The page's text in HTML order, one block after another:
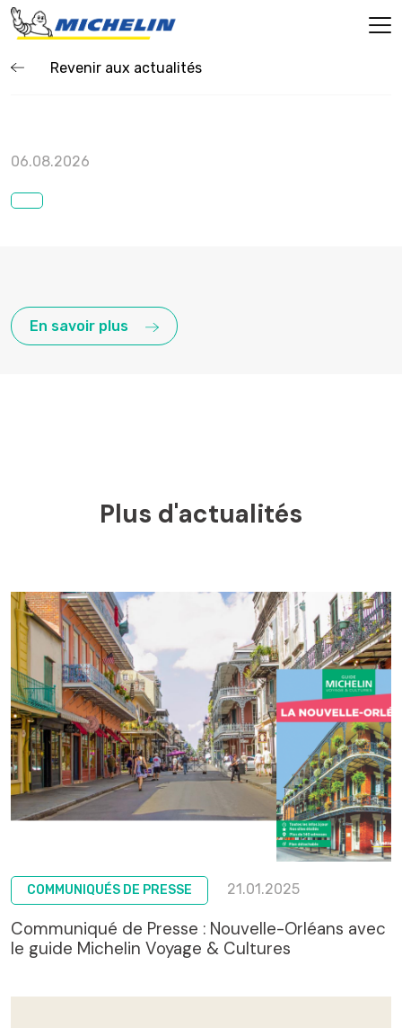
Revenir aux actualités
06.08.2026
En savoir plus
Plus d'actualités
COMMUNIQUÉS DE PRESSE 21.01.2025
Communiqué de Presse : Nouvelle-Orléans avec
le guide Michelin Voyage & Cultures